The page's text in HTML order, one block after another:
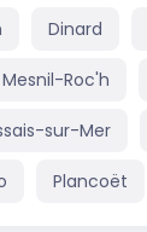
Dinard
Mesnil-Roc'h
sur-Mer
Plancoët